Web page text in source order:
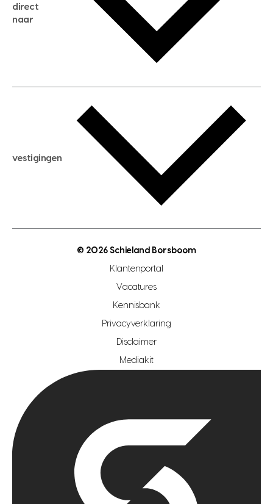
huis kopen
aankoopadvies
verkoopadvies
hypotheekadvies
direct
naar
hypotheek berekenen
maximale hypotheek berekenen
hypotheek bespaarcheck
gratis zoekprofiel aanmaken
open woningwaarde dag
vestigingen
makelaar regio zoetermeer
hypotheekshop regio den haag
hypotheekshop regio rotterdam
© 2026 Schieland Borsboom
Klantenportal
Vacatures
Kennisbank
Privacyverklaring
Disclaimer
Mediakit